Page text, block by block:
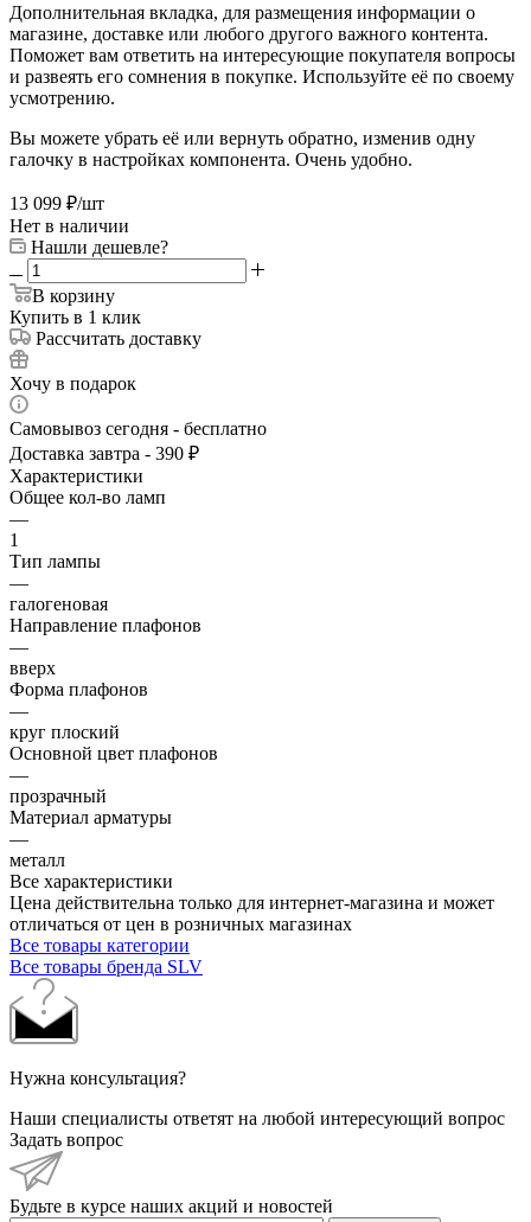
Дополнительная вкладка, для размещения информации о
магазине, доставке или любого другого важного контента.
Поможет вам ответить на интересующие покупателя вопросы
и развеять его сомнения в покупке. Используйте её по своему
усмотрению.
Вы можете убрать её или вернуть обратно, изменив одну
галочку в настройках компонента. Очень удобно.
13 099 ₽/шт
Нет в наличии
Нашли дешевле?
В корзину
Купить в 1 клик
Рассчитать доставку
Хочу в подарок
Самовывоз сегодня - бесплатно
Доставка завтра - 390 ₽
Характеристики
Общее кол-во ламп
—
1
Тип лампы
—
галогеновая
Направление плафонов
—
вверх
Форма плафонов
—
круг плоский
Основной цвет плафонов
—
прозрачный
Материал арматуры
—
металл
Все характеристики
Цена действительна только для интернет-магазина и может
отличаться от цен в розничных магазинах
Все товары категории
Все товары бренда SLV
Нужна консультация?
Наши специалисты ответят на любой интересующий вопрос
Задать вопрос
Будьте в курсе наших акций и новостей